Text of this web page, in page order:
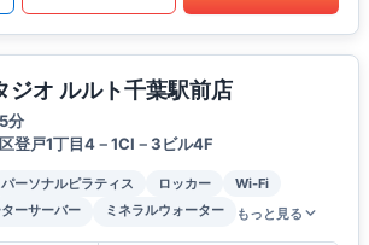
ジオ ルルト千葉駅前店
分
登戸1丁目4－1CI－3ビル4F
パーソナルピラティス ロッカー
Wi-Fi
ーサーバー ミネラルウォーター もっと見る